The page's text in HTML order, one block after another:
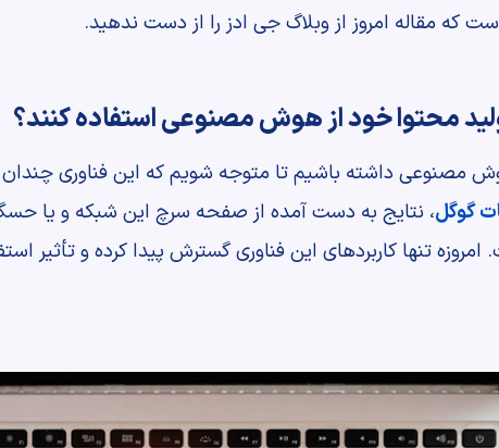
که مقاله امروز از وبلاگ جی ادز را از دست ندهید.
محتوا خود از هوش مصنوعی استفاده کنند؟
مصنوعی داشته باشیم تا متوجه شویم که این فناوری
گوگل، نتایج به دست آمده از صفحه سرچ این شبکه و یا
تنها کاربردهای این فناوری گسترش پیدا کرده و تأثیر